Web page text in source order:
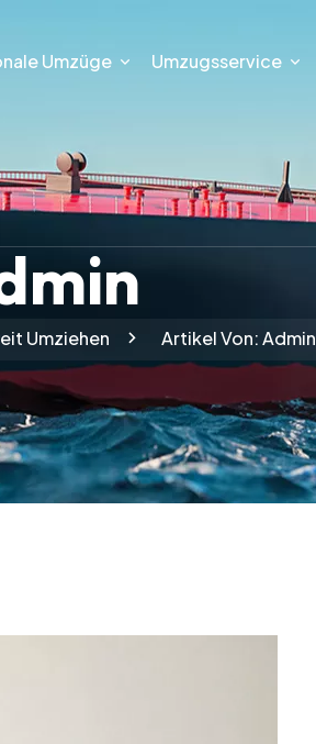
Umzüge Umzugsservice
Umziehen Artikel Von: Admin